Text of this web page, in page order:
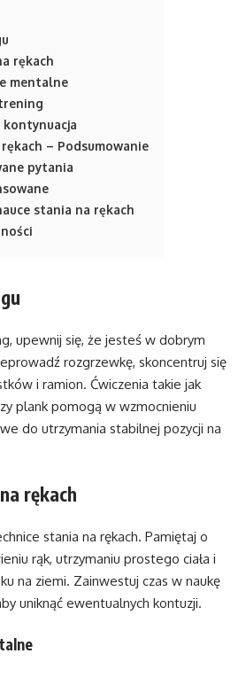
rękach
mentalne
– Podsumowanie
pytania
stania na rękach
upewnij się, że jesteś w dobrym
rozgrzewkę, skoncentruj się
i ramion. Ćwiczenia takie jak
plank pomogą w wzmocnieniu
do utrzymania stabilnej pozycji na
rękach
stania na rękach. Pamiętaj o
rąk, utrzymaniu prostego ciała i
na ziemi. Zainwestuj czas w naukę
uniknąć ewentualnych kontuzji.